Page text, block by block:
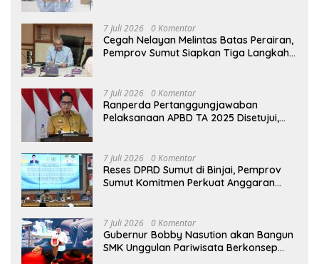
7 Juli 2026 0 Komentar
Cegah Nelayan Melintas Batas Perairan,
Pemprov Sumut Siapkan Tiga Langkah
7 Juli 2026 0 Komentar
Ranperda Pertanggungjawaban
Pelaksanaan APBD TA 2025 Disetujui,
7 Juli 2026 0 Komentar
Reses DPRD Sumut di Binjai, Pemprov
Sumut Komitmen Perkuat Anggaran
7 Juli 2026 0 Komentar
Gubernur Bobby Nasution akan Bangun
SMK Unggulan Pariwisata Berkonsep